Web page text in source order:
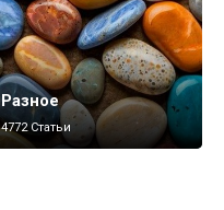
Разное
4772 Статьи